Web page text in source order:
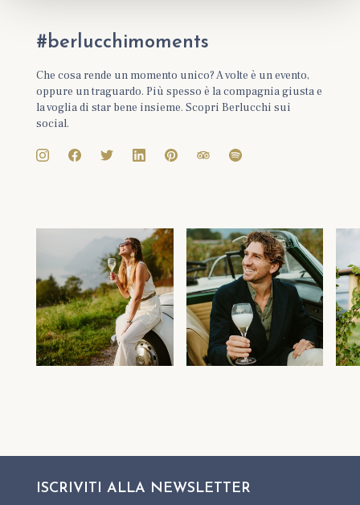
#berlucchimoments
Che cosa rende un momento unico? A volte è un evento,
oppure un traguardo. Più spesso è la compagnia giusta e
la voglia di star bene insieme. Scopri Berlucchi sui
social.
ISCRIVITI ALLA NEWSLETTER